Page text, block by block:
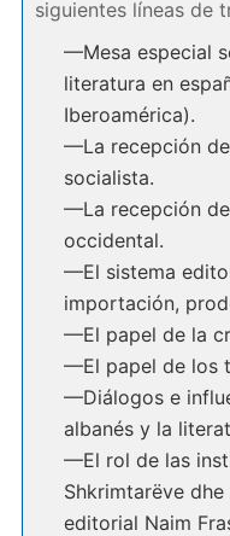
siguientes líneas de
—Mesa especial
literatura en
Iberoamérica).
—La recepción
socialista.
—La recepción
occidental.
—El sistema
importación,
—El papel de la
—El papel de los
—Diálogos e
albanés y la
—El rol de las
Shkrimtarëve
editorial Naim